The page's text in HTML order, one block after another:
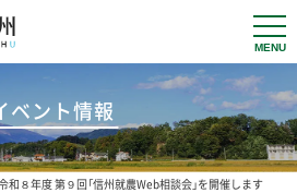
t
o
l
e
n
a
v
ベント情報
和８年度 第９回「信州就農Web相談会」を開催します